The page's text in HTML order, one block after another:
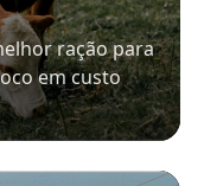
ração para
em custo